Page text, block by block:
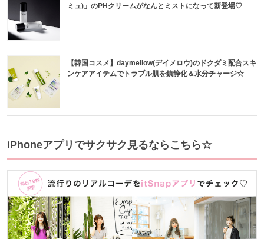
ミュ)」のPHクリームがなんとミストになって新登場♡
【韓国コスメ】daymellow(デイメロウ)のドクダミ配合スキ
ンケアアイテムでトラブル肌を鎮静化＆水分チャージ☆
iPhoneアプリでサクサク見るならこちら☆